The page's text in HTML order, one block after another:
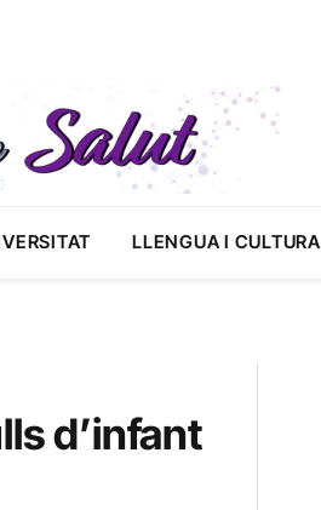
LLENGUA I CULTURA
d’infant